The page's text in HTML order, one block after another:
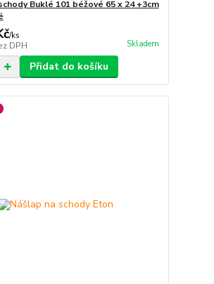
Buklé 101 béžové 65 x 24 +3cm
/ks
DPH Skladem
Přidat do košíku